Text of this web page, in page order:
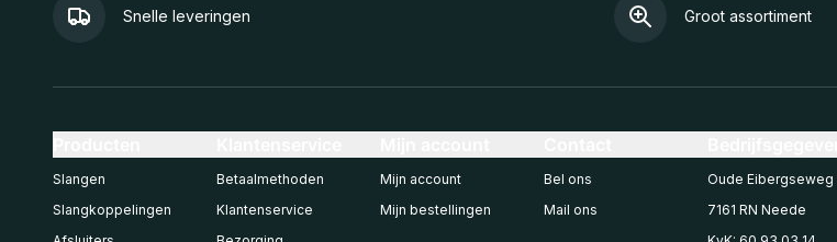
Snelle leveringen Groot assortiment
Slangen
Slangkoppelingen
Betaalmethoden
Klantenservice
Mijn account
Mijn bestellingen
Bel ons
Mail ons
Oude Eibergseweg
7161 RN Neede